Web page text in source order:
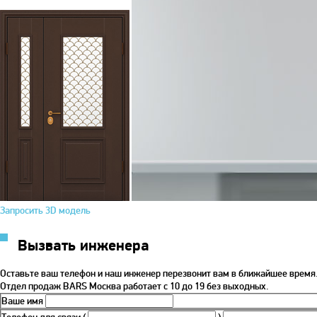
Запросить 3D модель
Вызвать инженера
Оставьте ваш телефон и наш инженер перезвонит вам в ближайшее
Отдел продаж BARS Москва работает с 10 до 19 без выходных.
Ваше имя